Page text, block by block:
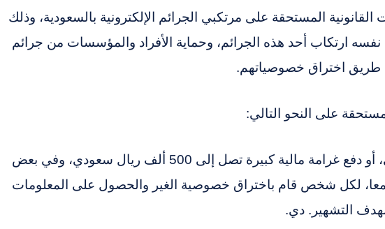
القانونية المستحقة على مرتكبي الجرائم الإلكترونية بالسعودية، وذلك
ارتكاب أحد هذه الجرائم، وحماية الأفراد والمؤسسات من جرائم
عن طريق اختراق خصوصياتهم.
على النحو التالي:
السجن لمدة سنة كحد أقصى، أو دفع غرامة مالية كبيرة تصل إلى 500 ألف ريال سعودي، وفي بعض
معا، لكل شخص قام باختراق خصوصية الغير والحصول على المعلومات
التشهير. دي.